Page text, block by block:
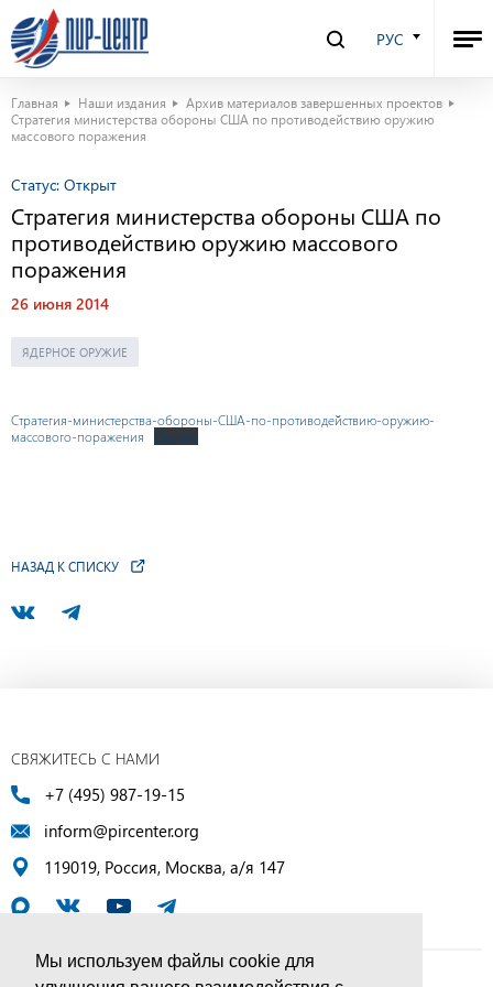
Мы используем файлы cookie для
РУС
Главная Наши издания
Архив материалов завершенных проектов
Стратегия министерства обороны США по противодействию оружию
массового поражения
Статус: Открыт
Стратегия министерства обороны США по
противодействию оружию массового
поражения
26 июня 2014
ЯДЕРНОЕ ОРУЖИЕ
Стратегия-министерства-обороны-США-по-противодействию-оружию-
массового-поражения
Скачать
НАЗАД К СПИСКУ
СВЯЖИТЕСЬ С НАМИ
+7 (495) 987-19-15
inform@pircenter.org
119019, Россия, Москва, а/я 147